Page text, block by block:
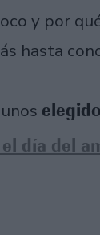
y por
hasta
el día del